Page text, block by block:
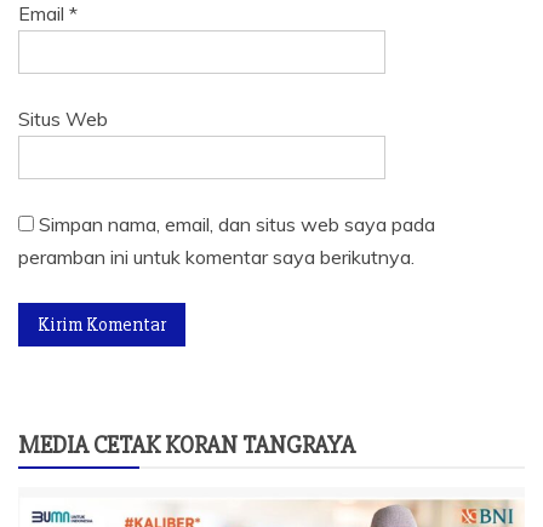
Email *
Situs Web
Simpan nama, email, dan situs web saya pada
peramban ini untuk komentar saya berikutnya.
MEDIA CETAK KORAN TANGRAYA